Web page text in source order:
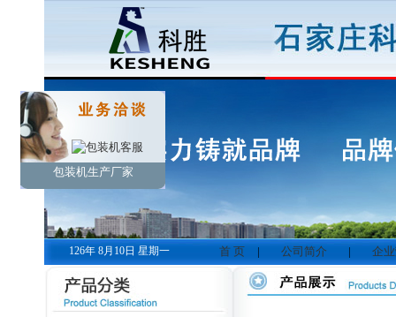
包装机生产厂家
126年 8月10日 星期一 首 页 | 公司简介 | 企